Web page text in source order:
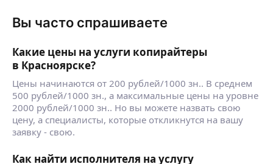
Вы часто спрашиваете
Какие цены на услуги копирайтеры
в Красноярске?
Цены начинаются от 200 рублей/1000 зн.. В среднем
500 рублей/1000 зн., а максимальные цены на уровне
2000 рублей/1000 зн.. Но вы можете назвать свою
цену, а специалисты, которые откликнутся на вашу
заявку - свою.
Как найти исполнителя на услугу